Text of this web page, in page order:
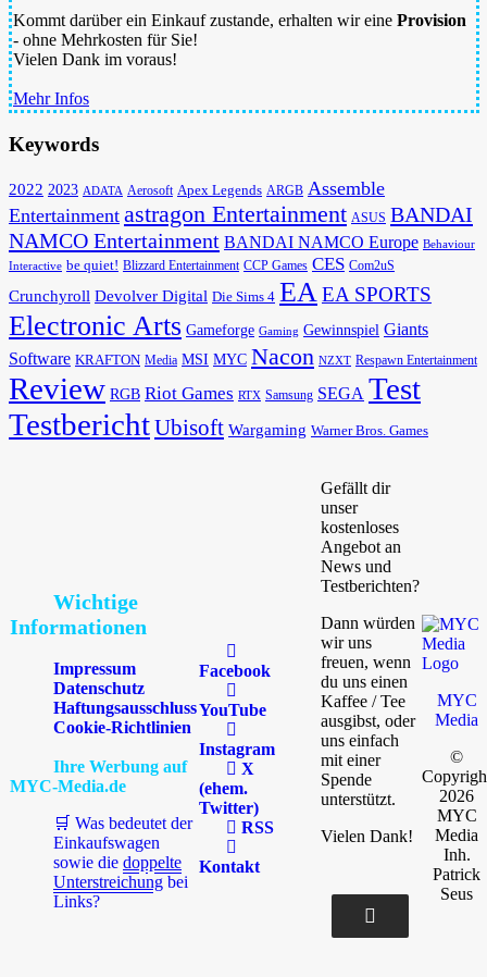
Kommt darüber ein Einkauf zustande, erhalten wir eine Provision
- ohne Mehrkosten für Sie!
Vielen Dank im voraus!
Mehr Infos
Keywords
2022 2023 ADATA Aerosoft Apex Legends ARGB Assemble
Entertainment astragon Entertainment ASUS BANDAI
NAMCO Entertainment BANDAI NAMCO Europe Behaviour
Interactive be quiet! Blizzard Entertainment CCP Games CES Com2uS
Crunchyroll Devolver Digital Die Sims 4 EAEA SPORTS
Electronic Arts Gameforge Gaming Gewinnspiel Giants
Software KRAFTON Media MSI MYC Nacon NZXT Respawn Entertainment
Review RGB Riot Games RTX Samsung SEGA Test
TestberichtUbisoft Wargaming Warner Bros. Games
Wichtige
Informationen
Impressum
Datenschutz
Haftungsausschluss
Cookie-Richtlinien
Ihre Werbung auf
MYC-Media.de
🛒 Was bedeutet der
Einkaufswagen
sowie die doppelte
Unterstreichung bei
Links?
Facebook
YouTube
Instagram
X
(ehem.
Twitter)
RSS
Kontakt
Gefällt dir
unser
kostenloses
Angebot an
News und
Testberichten?
Dann würden
wir uns
freuen, wenn
du uns einen
Kaffee / Tee
ausgibst, oder
uns einfach
mit einer
Spende
unterstützt.
Vielen Dank!
MYC
Media
©
2026
MYC
Media
Inh.
Patrick
Seus